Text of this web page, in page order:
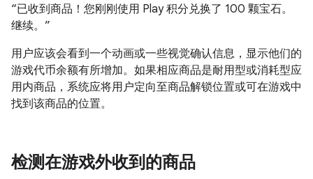
“已收到商品！您刚刚使用 Play 积分兑换了 100 颗宝石。
继续。”
用户应该会看到一个动画或一些视觉确认信息，显示他们的
游戏代币余额有所增加。如果相应商品是耐用型或消耗型应
用内商品，系统应将用户定向至商品解锁位置或可在游戏中
找到该商品的位置。
检测在游戏外收到的商品